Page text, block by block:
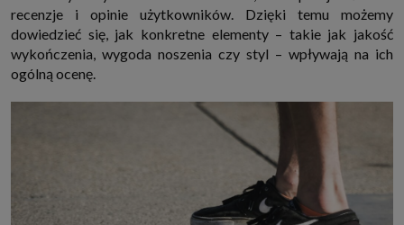
jest Prezes Urzędu Ochrony Danych Osobowych.
Pod tym adresem
znajdziesz dodatkowe informacje dotyczące przetwarzania danych i
Twoich uprawnień.
recenzje i opinie użytkowników. Dzięki temu możemy
dowiedzieć się, jak konkretne elementy – takie jak jakość
wykończenia, wygoda noszenia czy styl – wpływają na ich
ogólną ocenę.